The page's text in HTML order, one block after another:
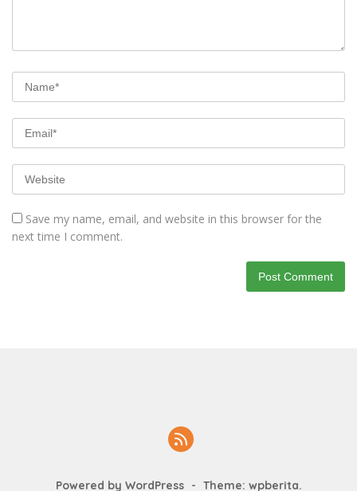
Save my name, email, and website in this browser for the
next time I comment.
Powered by WordPress - Theme: wpberita.